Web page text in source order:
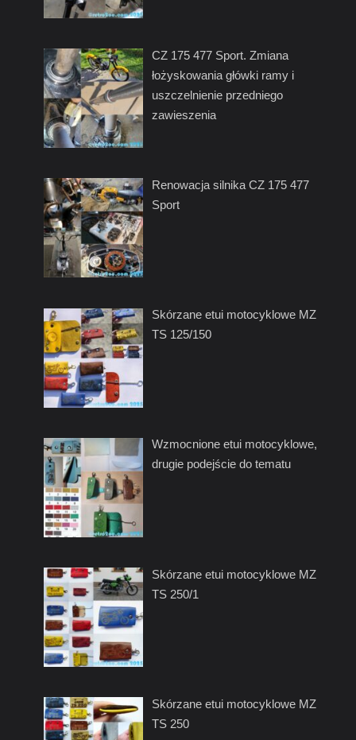
CZ 175 477 Sport. Zmiana
łożyskowania główki ramy i
uszczelnienie przedniego
zawieszenia
Renowacja silnika CZ 175 477
Sport
Skórzane etui motocyklowe MZ
TS 125/150
Wzmocnione etui motocyklowe,
drugie podejście do tematu
Skórzane etui motocyklowe MZ
TS 250/1
Skórzane etui motocyklowe MZ
TS 250